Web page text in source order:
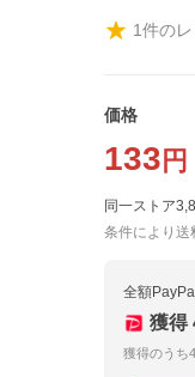
1件の
価格
133 円
同一ストア
条件により送
全額
獲得
獲得のうち